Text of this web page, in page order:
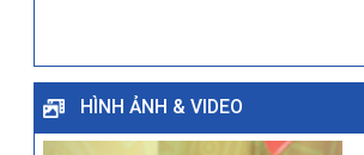
HÌNH ẢNH & VIDEO